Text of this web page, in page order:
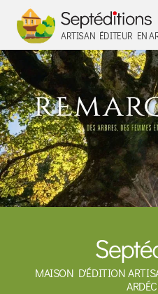
ARTISAN ÉDITEUR EN
MAISON D'ÉDITION
Panneau de gestion des cookies